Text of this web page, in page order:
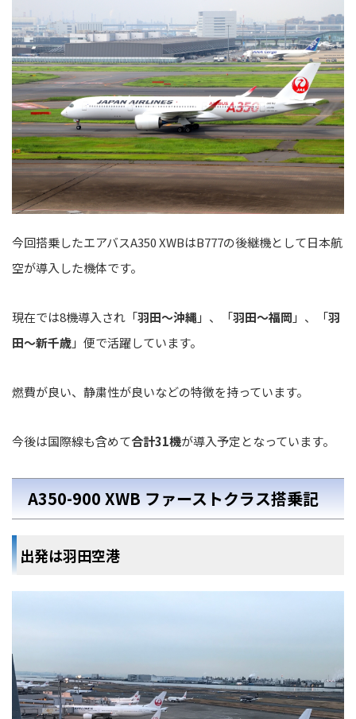
今回搭乗したエアバスA350 XWBはB777の後継機として日本航
空が導入した機体です。
現在では8機導入され「羽田～沖縄」、「羽田～福岡 」、「羽
田～新千歳」便で活躍しています。
燃費が良い、静粛性が良いなどの特徴を持っています。
今後は国際線も含めて合計31機が導入予定となっています。
A350-900 XWB ファーストクラス搭乗記
出発は羽田空港